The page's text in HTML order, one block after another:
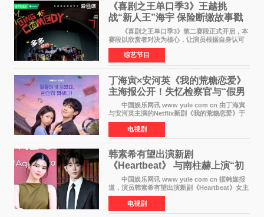
《喜剧之王单口季3》王越挑
战“新人王”海宇 保险断缴故事戳
中生活痛点
《喜剧之王单口季3》第二赛段正式开启，本
赛段以欣赏者对决为核心，让演员根据自身认可
选择对手，在作品碰撞中完成一次喜剧创作者之
间的交流。这里有实力相当的正面对抗，也有老
朋友、老对手之
综艺节目
丁海寅×安河英《我的荒糖恋爱》
主海报公开！失忆检察官与“假男
友”同居罗曼史来
中国娱乐网讯 www yule com cn 由丁海寅
与安河英主演的Netflix新剧《我的荒糖恋爱》于
近日公开主海报，正式进入开播倒计时。 海
报中，两人并肩站在充满怀旧气息的九津麦芽村
街道上，丁
电视剧
韩素希有望出演新剧
《Heartbeat》 与南柱赫上演“初
恋归来”奇幻罗曼史
中国娱乐网讯 www yule com cn 据韩媒报
道，演员韩素希有望出演新剧《Heartbeat》女主
角，与南柱赫合作，引发高度关注。 韩素希
在剧中饰演能够看到过去的女人洪莎朗一角，因
初恋的意外
电视剧